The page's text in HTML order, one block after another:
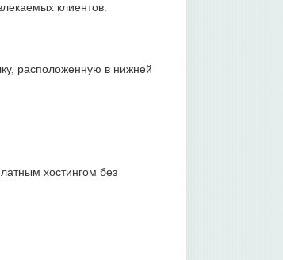
клиентов.
расположенную в нижней
хостингом без